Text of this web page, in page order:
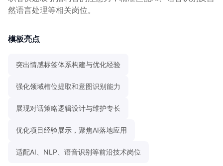
然语言处理等相关岗位。
模板亮点
突出情感标签体系构建与优化经验
强化领域槽位提取和意图识别能力
展现对话策略逻辑设计与维护专长
优化项目经验展示，聚焦AI落地应用
适配AI、NLP、语音识别等前沿技术岗位